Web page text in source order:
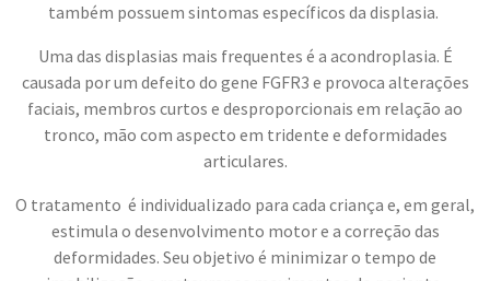
também possuem sintomas específicos da displasia.
Uma das displasias mais frequentes é a acondroplasia. É
causada por um defeito do gene FGFR3 e provoca alterações
faciais, membros curtos e desproporcionais em relação ao
tronco, mão com aspecto em tridente e deformidades
articulares.
O tratamento é individualizado para cada criança e, em geral,
estimula o desenvolvimento motor e a correção das
deformidades. Seu objetivo é minimizar o tempo de